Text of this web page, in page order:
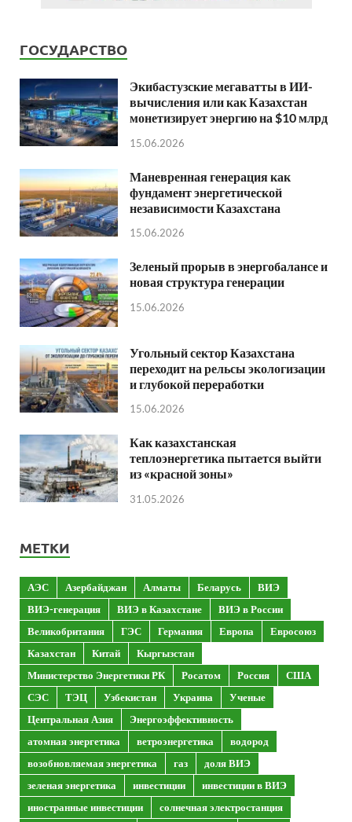
ГОСУДАРСТВО
Экибастузские мегаватты в ИИ-
вычисления или как Казахстан
монетизирует энергию на $10 млрд
15.06.2026
Маневренная генерация как
фундамент энергетической
независимости Казахстана
15.06.2026
Зеленый прорыв в энергобалансе и
новая структура генерации
15.06.2026
Угольный сектор Казахстана
переходит на рельсы экологизации
и глубокой переработки
15.06.2026
Как казахстанская
теплоэнергетика пытается выйти
из «красной зоны»
31.05.2026
МЕТКИ
АЭС Азербайджан Алматы Беларусь
ВИЭ
ВИЭ-генерация
ВИЭ в Казахстане
ВИЭ в России
Великобритания
ГЭС Германия Европа
Евросоюз
Казахстан
Китай
Кыргызстан
Министерство Энергетики РК
Росатом Россия
США
СЭС
ТЭЦ Узбекистан Украина
Ученые
Центральная Азия
Энергоэффективность
атомная энергетика
ветроэнергетика
водород
возобновляемая энергетика
газ
доля ВИЭ
зеленая энергетика
инвестиции
инвестиции в ВИЭ
иностранные инвестиции
солнечная электростанция